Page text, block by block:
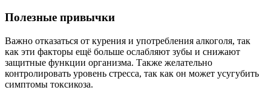
Полезные привычки
Важно отказаться от курения и употребления алкоголя, так
как эти факторы ещё больше ослабляют зубы и снижают
защитные функции организма. Также желательно
контролировать уровень стресса, так как он может усугубить
симптомы токсикоза.